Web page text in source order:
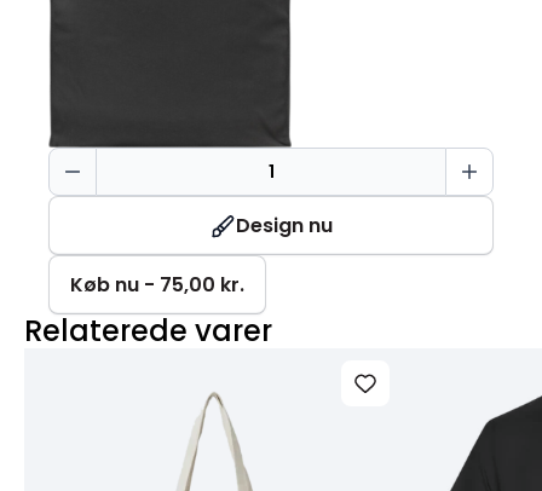
Mulepose
med
hank
antal
Design nu
Køb nu - 75,00 kr.
Relaterede varer